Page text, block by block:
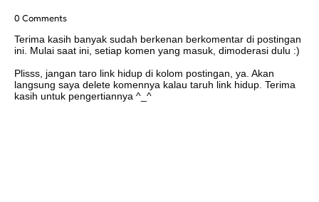
0 Comments
Terima kasih banyak sudah berkenan berkomentar di postingan
ini. Mulai saat ini, setiap komen yang masuk, dimoderasi dulu :)
Plisss, jangan taro link hidup di kolom postingan, ya. Akan
langsung saya delete komennya kalau taruh link hidup. Terima
kasih untuk pengertiannya ^_^